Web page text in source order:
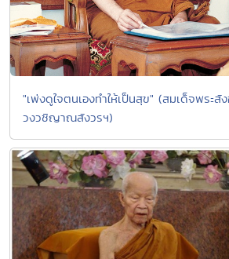
"เพ่งดูใจตนเองทำให้เป็นสุข" (สมเด็จพระสั
วงวชิญาณสังวรฯ)